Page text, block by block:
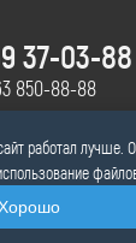
37-03-88
850-88-88
работал лучше.
Хорошо